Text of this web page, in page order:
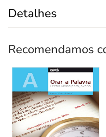
Detalhes
Recomendamos